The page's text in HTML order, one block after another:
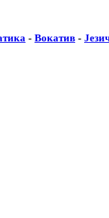
- Вокатив -